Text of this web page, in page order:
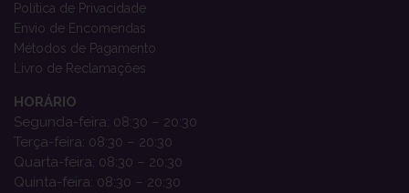
Política de Privacidade
Envio de Encomendas
Métodos de Pagamento
Livro de Reclamações
HORÁRIO
Segunda-feira: 08:30 – 20:30
Terça-feira: 08:30 – 20:30
Quarta-feira: 08:30 – 20:30
Quinta-feira: 08:30 – 20:30